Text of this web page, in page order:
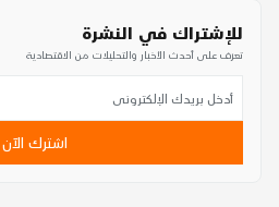
للإشتراك في النشرة
تعرف على أحدث الأخبار والتحليلات من الاقتصادية
اشترك الآن